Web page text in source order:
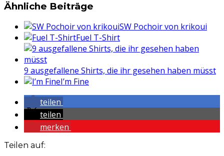
Ähnliche Beiträge
SW Pochoir von krikoui
Fuel T-Shirt
9 ausgefallene Shirts, die ihr gesehen haben müsst
I’m Fine
teilen
teilen
merken
Teilen auf: